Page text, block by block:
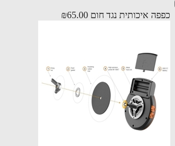
איכותית נגד חום ₪65.00